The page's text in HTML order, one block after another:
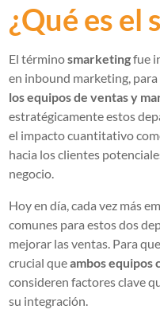
¿Qué es el
El términosmarketingfue
en inbound marketing, para
los equipos de ventas y
estratégicamente estos
el impacto cuantitativo
hacia los clientes
negocio.
Hoy en día, cada vez más
comunes para estos dos
mejorar las ventas. Para
crucial queambos equipos
consideren factores clave
su integración.